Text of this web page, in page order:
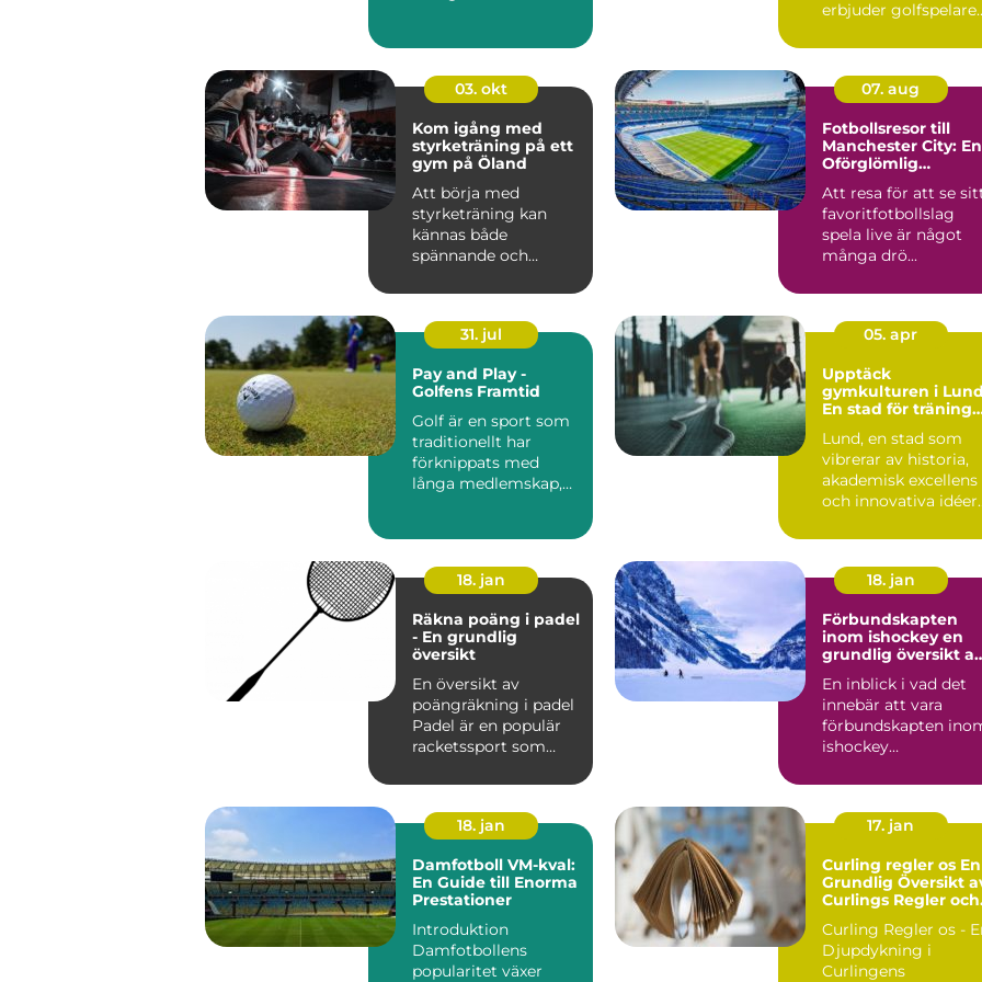
erbjuder golfspelare
03. okt
Kom igång med
styrketräning på ett
gym på Öland
Att börja med
styrketräning kan
kännas både
spännande och
07. aug
Fotbollsresor till
Manchester City: En
Oförglömlig
Att resa för att se
favoritfotbollslag
spela live är något
många drö...
31. jul
Pay and Play -
Golfens Framtid
Golf är en sport som
traditionellt har
förknippats med
långa medlemskap,
05. apr
Upptäck
gymkulturen i
En stad för träning
Lund, en stad som
vibrerar av historia,
akademisk excellens
och innovativa idéer
18. jan
Räkna poäng i padel
- En grundlig
översikt
En översikt av
poängräkning i padel
Padel är en populär
racketssport som
från te...
18. jan
Förbundskapten
inom ishockey en
grundlig översikt av
En inblick i vad det
innebär att vara
förbundskapten
ishockey
en central f...
18. jan
Damfotboll VM-kval:
En Guide till Enorma
Prestationer
Introduktion
Damfotbollens
popularitet växer
17. jan
Curling regler os En
Grundlig Översikt
Curlings Regler och
Curling Regler os -
Djupdykning i
Curlingens